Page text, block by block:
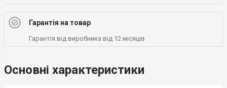
Гарантія на товар
Гарантія від виробника від 12 місяців
Основні характеристики